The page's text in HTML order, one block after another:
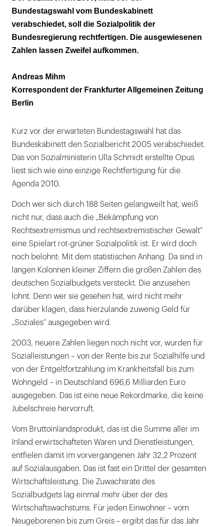
Bundestagswahl vom Bundeskabinett
verabschiedet, soll die Sozialpolitik der
Bundesregierung rechtfertigen. Die ausgewiesenen
Zahlen lassen Zweifel aufkommen.
Andreas Mihm
Korrespondent der Frankfurter Allgemeinen Zeitung
Berlin
Kurz vor der erwarteten Bundestagswahl hat das
Bundeskabinett den Sozialbericht 2005 verabschiedet.
Das von Sozialministerin Ulla Schmidt erstellte Opus
liest sich wie eine einzige Rechtfertigung für die
Agenda 2010.
Doch wer sich durch 188 Seiten gelangweilt hat, weiß
nicht nur, dass auch die „Bekämpfung von
Rechtsextremismus und rechtsextremistischer Gewalt“
eine Spielart rot-grüner Sozialpolitik ist. Er wird doch
noch belohnt: Mit dem statistischen Anhang. Da sind in
langen Kolonnen kleiner Ziffern die großen Zahlen des
deutschen Sozialbudgets versteckt. Die anzusehen
lohnt. Denn wer sie gesehen hat, wird nicht mehr
darüber klagen, dass hierzulande zuwenig Geld für
„Soziales“ ausgegeben wird.
2003, neuere Zahlen liegen noch nicht vor, wurden für
Sozialleistungen – von der Rente bis zur Sozialhilfe und
von der Entgeltfortzahlung im Krankheitsfall bis zum
Wohngeld – in Deutschland 696,6 Milliarden Euro
ausgegeben. Das ist eine neue Rekordmarke, die keine
Jubelschreie hervorruft.
Vom Bruttoinlandsprodukt, das ist die Summe aller im
Inland erwirtschafteten Waren und Dienstleistungen,
entfielen damit im vorvergangenen Jahr 32,2 Prozent
auf Sozialausgaben. Das ist fast ein Drittel der gesamten
Wirtschaftsleistung. Die Zuwachsrate des
Sozialbudgets lag einmal mehr über der des
Wirtschaftswachstums. Für jeden Einwohner – vom
Neugeborenen bis zum Greis – ergibt das für das Jahr